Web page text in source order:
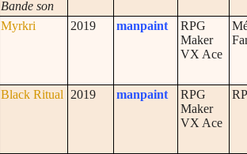
Bande son
Myrkri 2019 manpaint
RPG
Maker
VX Ace
Black Ritual 2019 manpaint
RPG
Maker
VX Ace